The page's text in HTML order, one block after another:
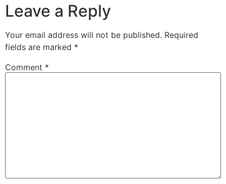
Leave a Reply
Your email address will not be published. Required
fields are marked *
Comment *